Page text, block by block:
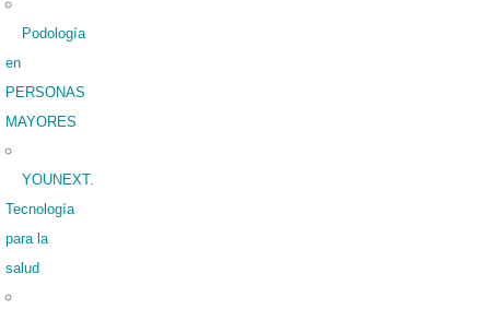
Podología
en
PERSONAS
MAYORES
YOUNEXT.
Tecnología
para la
salud